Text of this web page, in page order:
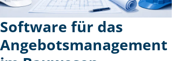
Software für das
Angebotsmanagement